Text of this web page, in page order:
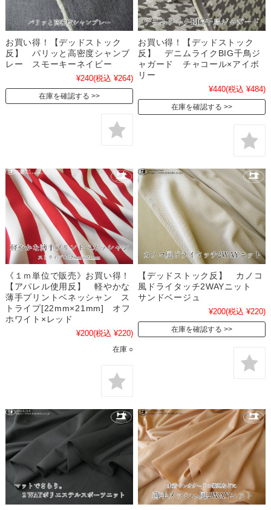
お買い得！【デッドストック
反】 パリッと高密度シャンブ
レー スモーキーネイビー
¥240(税込 ¥264)
在庫を確認する
お買い得！【デッドストック
反】 デニムライクBIG千鳥ジ
ャガード チャコール×アイボ
リー
¥440(税込 ¥484)
在庫を確認する
《１ｍ単位で販売》お買い得！
【アパレル使用反】 軽やかな
薄手プリントベネッシャン ス
トライプ[22mm×21mm] オフ
ホワイト×レッド
¥200(税込 ¥220)
在庫 ○
【デッドストック反】 カノコ
風ドライタッチ2WAYニット
サンドベージュ
¥200(税込 ¥220)
在庫を確認する